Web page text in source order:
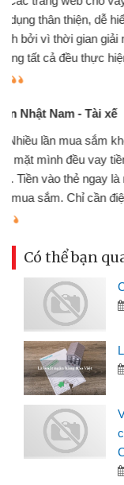
thiệu cho bạn bè biết
Có thể bạn